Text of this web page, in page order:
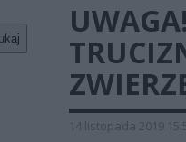
14 listopada 2019